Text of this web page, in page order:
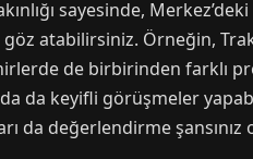
sayesinde,
atabilirsiniz. Örneğin,
de birbirinden farklı
da keyifli görüşmeler
da değerlendirme şansınız